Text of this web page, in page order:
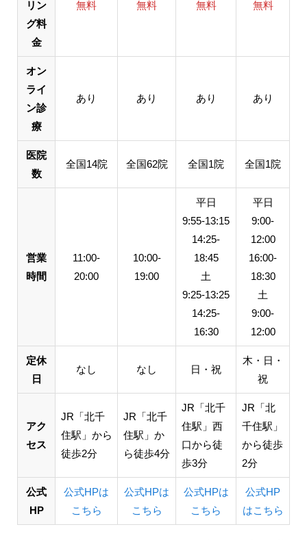
リン
グ料
金
無料 無料 無料 無料
オン
ライ
ン診
療
あり あり あり あり
医院
数
全国14院 全国62院 全国1院 全国1院
営業
時間
11:00-
20:00
10:00-
19:00
平日
9:55-13:15
14:25-
18:45
土
9:25-13:25
14:25-
16:30
平日
9:00-
12:00
16:00-
18:30
土
9:00-
12:00
定休
日
なし なし 日・祝
木・日・
祝
アク
セス
JR「北千
住駅」から
徒歩2分
JR「北千
住駅」か
ら徒歩4分
JR「北千
住駅」西
口から徒
歩3分
JR「北
千住駅」
から徒歩
2分
公式
HP
公式HPは
こちら
公式HPは
こちら
公式HPは
こちら
公式HP
はこちら